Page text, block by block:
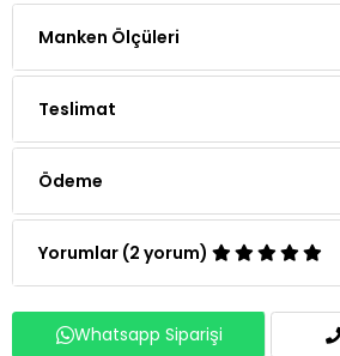
Manken Ölçüleri
Teslimat
Ödeme
Yorumlar (2 yorum)
Whatsapp Siparişi